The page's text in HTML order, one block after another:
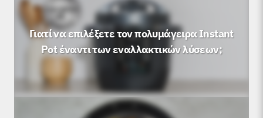
Γιατί να επιλέξετε τον πολυμάγειρα Instant
Pot έναντι των εναλλακτικών λύσεων;